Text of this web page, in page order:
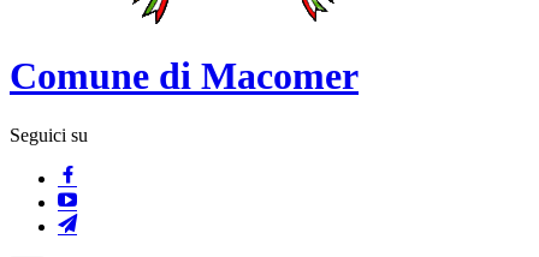
Comune di Macomer
Seguici su